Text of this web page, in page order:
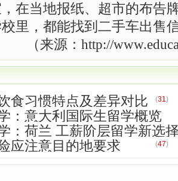
在当地报纸、超市的布告
里，都能找到二手车出售
（来源： http://
食习惯特点及差异对比 (31)
：意大利国际生留学概览
(49)
：荷兰 工薪阶层留学新选
(112
应注意目的地要求 (47)